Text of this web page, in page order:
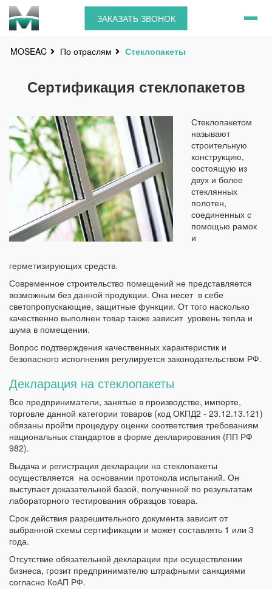
ЗАКАЗАТЬ ЗВОНОК
MOSEAC По отраслям Стеклопакеты
Сертификация стеклопакетов
Стеклопакетом
называют
строительную
конструкцию,
состоящую из
двух и более
стеклянных
полотен,
соединенных с
помощью рамок
и
герметизирующих средств.
Современное строительство помещений не представляется
возможным без данной продукции. Она несет в себе
светопропускающие, защитные функции. От того насколько
качественно выполнен товар также зависит уровень тепла и
шума в помещении.
Вопрос подтверждения качественных характеристик и
безопасного исполнения регулируется законодательством РФ.
Декларация на стеклопакеты
Все предприниматели, занятые в производстве, импорте,
торговле данной категории товаров (код ОКПД2 - 23.12.13.121)
обязаны пройти процедуру оценки соответствия требованиям
национальных стандартов в форме декларирования (ПП РФ
982).
Выдача и регистрация декларации на стеклопакеты
осуществляется на основании протокола испытаний. Он
выступает доказательной базой, полученной по результатам
лабораторного тестирования образцов товара.
Срок действия разрешительного документа зависит от
выбранной схемы сертификации и может составлять 1 или 3
года.
Отсутствие обязательной декларации при осуществлении
бизнеса, грозит предпринимателю штрафными санкциями
согласно КоАП РФ.